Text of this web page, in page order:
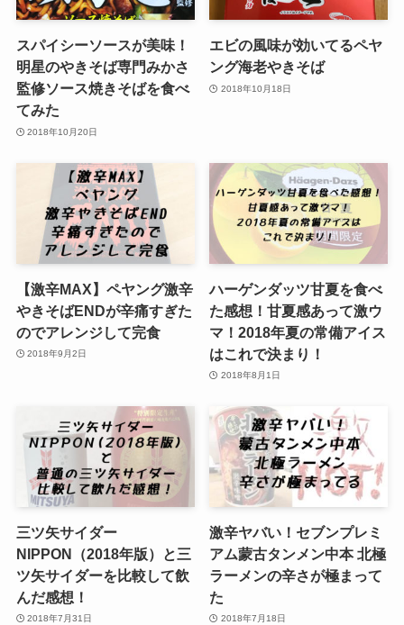
スパイシーソースが美味！
明星のやきそば専門みかさ
監修ソース焼きそばを食べ
てみた
2018年10月20日
エビの風味が効いてるペヤ
ング海老やきそば
2018年10月18日
【激辛MAX】ペヤング激辛
やきそばENDが辛痛すぎた
のでアレンジして完食
2018年9月2日
ハーゲンダッツ甘夏を食べ
た感想！甘夏感あって激ウ
マ！2018年夏の常備アイス
はこれで決まり！
2018年8月1日
三ツ矢サイダー
NIPPON（2018年版）と三
ツ矢サイダーを比較して飲
んだ感想！
2018年7月31日
激辛ヤバい！セブンプレミ
アム蒙古タンメン中本 北極
ラーメンの辛さが極まって
た
2018年7月18日